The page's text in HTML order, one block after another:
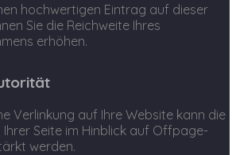
hochwertigen Eintrag auf dieser
Sie die Reichweite Ihres
erhöhen.
Verlinkung auf Ihre Website kann die
Seite im Hinblick auf Offpage-
werden.